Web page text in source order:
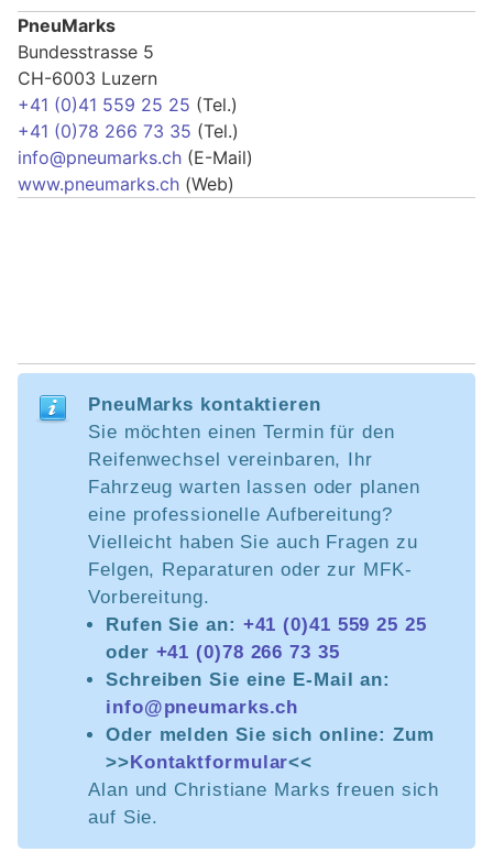
PneuMarks
Bundesstrasse 5
CH-6003 Luzern
+41 (0)41 559 25 25 (Tel.)
+41 (0)78 266 73 35 (Tel.)
info@pneumarks.ch (E-Mail)
www.pneumarks.ch (Web)
PneuMarks kontaktieren
Sie möchten einen Termin für den
Reifenwechsel vereinbaren, Ihr
Fahrzeug warten lassen oder planen
eine professionelle Aufbereitung?
Vielleicht haben Sie auch Fragen zu
Felgen, Reparaturen oder zur MFK-
Vorbereitung.
Rufen Sie an: +41 (0)41 559 25 25
oder +41 (0)78 266 73 35
Schreiben Sie eine E-Mail an:
info@pneumarks.ch
Oder melden Sie sich online: Zum
>> Kontaktformular<<
Alan und Christiane Marks freuen sich
auf Sie.